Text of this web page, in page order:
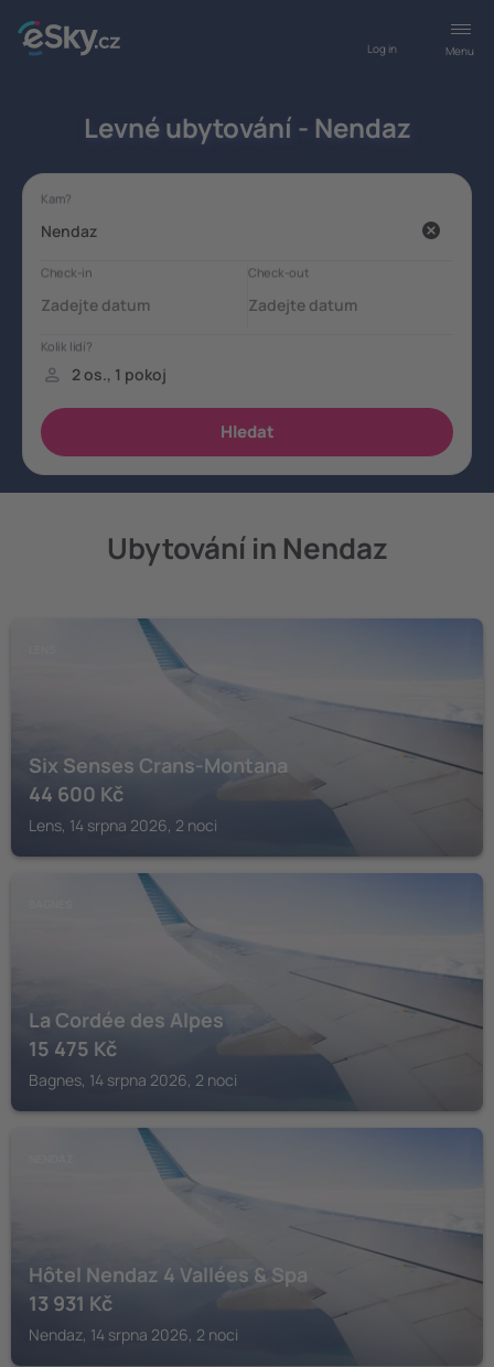
Menu
Log in
Levné ubytování - Nendaz
Ubytování in Nendaz
Six Senses Crans-Montana
44 600 Kč
Lens, 14 srpna 2026, 2 noci
La Cordée des Alpes
15 475 Kč
Bagnes, 14 srpna 2026, 2 noci
Hôtel Nendaz 4 Vallées & Spa
13 931 Kč
Nendaz, 14 srpna 2026, 2 noci